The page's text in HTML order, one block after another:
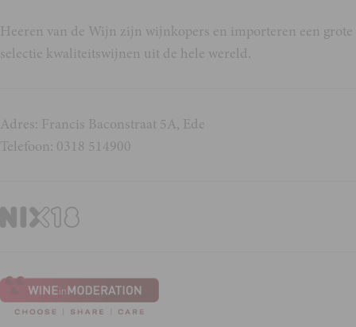
Heeren van de Wijn zijn wijnkopers en importeren een grote
selectie kwaliteitswijnen uit de hele wereld.
Adres: Francis Baconstraat 5A, Ede
Telefoon: 0318 514900